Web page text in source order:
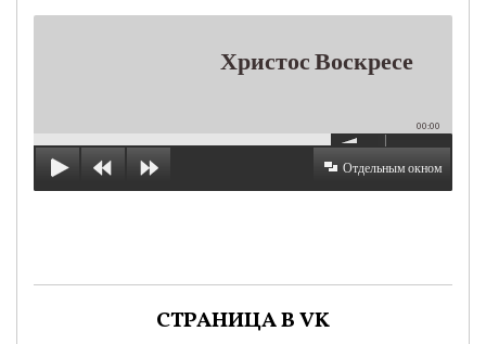
Христос Воскресе
00:00
Отдельным окном
СТРАНИЦА В VK